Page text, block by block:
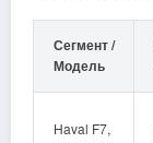
Сегмент /
Модель
Haval F7,